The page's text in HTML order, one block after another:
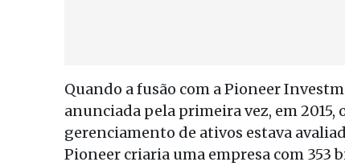
Quando a fusão com a Pioneer
anunciada pela primeira vez, em
gerenciamento de ativos estava
Pioneer criaria uma empresa com 353